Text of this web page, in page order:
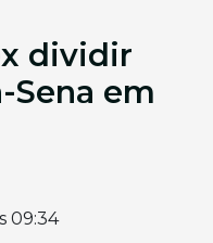
dividir
Sena em
09:34